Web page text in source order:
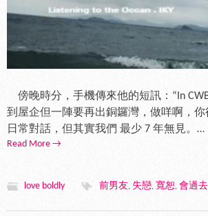
傍晚時分，手機傳來他的短訊：“In
到屋企但一陣要再出銅鑼灣，做咩啊，
日常對話，但其實我們 最少 7 年無見。…
Read More →
love boldly 前男友, 失戀, 寬恕, 會過